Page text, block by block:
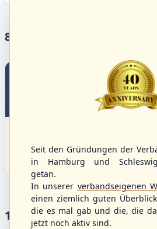
8 Livestreams heute
0
BOTTOM 1
U-23 Baseball European
Championship B Pool 2026 - Group
U-
17 Vereine im S/HBV
Seit den Gründungen der
in Hamburg und
getan.
In unserer verbandseigenen
einen ziemlich guten
die es mal gab und die, die
jetzt noch aktiv sind.